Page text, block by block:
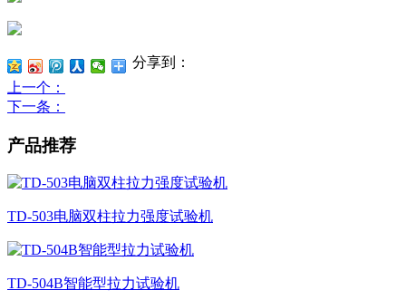
分享到：
上一个 ：
下一条 ：
产品推荐
TD-503电脑双柱拉力强度试验机
TD-504B智能型拉力试验机